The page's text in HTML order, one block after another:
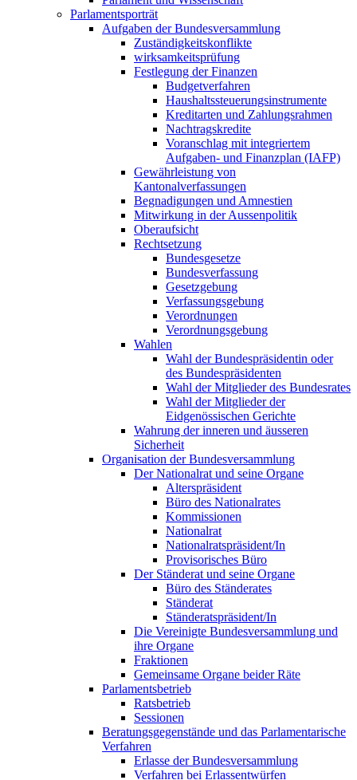
Parlamentsporträt
Aufgaben der Bundesversammlung
Zuständigkeitskonflikte
wirksamkeitsprüfung
Festlegung der Finanzen
Budgetverfahren
Haushaltssteuerungsinstrumente
Kreditarten und Zahlungsrahmen
Nachtragskredite
Voranschlag mit integriertem
Aufgaben- und Finanzplan (IAFP)
Gewährleistung von
Kantonalverfassungen
Begnadigungen und Amnestien
Mitwirkung in der Aussenpolitik
Oberaufsicht
Rechtsetzung
Bundesgesetze
Bundesverfassung
Gesetzgebung
Verfassungsgebung
Verordnungen
Verordnungsgebung
Wahlen
Wahl der Bundespräsidentin oder
des Bundespräsidenten
Wahl der Mitglieder des Bundesrates
Wahl der Mitglieder der
Eidgenössischen Gerichte
Wahrung der inneren und äusseren
Sicherheit
Organisation der Bundesversammlung
Der Nationalrat und seine Organe
Alterspräsident
Büro des Nationalrates
Kommissionen
Nationalrat
Nationalratspräsident/In
Provisorisches Büro
Der Ständerat und seine Organe
Büro des Ständerates
Ständerat
Ständeratspräsident/In
Die Vereinigte Bundesversammlung und
ihre Organe
Fraktionen
Gemeinsame Organe beider Räte
Parlamentsbetrieb
Ratsbetrieb
Sessionen
Beratungsgegenstände und das Parlamentarische
Verfahren
Erlasse der Bundesversammlung
Verfahren bei Erlassentwürfen